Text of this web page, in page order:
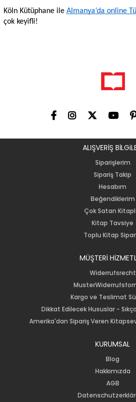
Köln Kütüphane ile Almanya’da online
çok keyifli!
ALIŞVERİŞ
Siparişlerim
Sipariş Takip
Hesabım
Beğendiklerim
Çok Satan
Kitap Tavsiye
Toplu Kitap
MÜŞTERİ
Widerrufsrecht
Kargo ve Teslimat
Dikkat Edilecek Hususlar -
Amerika'dan Sipariş Veren
KURUMSAL
Blog
Hakkımızda
AGB